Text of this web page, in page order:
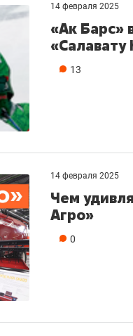
14 февраля 2025
«Ак Барс»
13
14 февраля 2025
Чем
Агро»
0